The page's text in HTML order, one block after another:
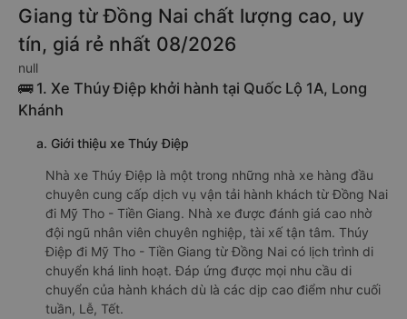
Giang từ Đồng Nai chất lượng cao, uy
tín, giá rẻ nhất 08/2026
null
🚌 1. Xe Thúy Điệp khởi hành tại Quốc Lộ 1A, Long
Khánh
a. Giới thiệu xe Thúy Điệp
Nhà xe Thúy Điệp là một trong những nhà xe hàng đầu
chuyên cung cấp dịch vụ vận tải hành khách từ Đồng Nai
đi Mỹ Tho - Tiền Giang. Nhà xe được đánh giá cao nhờ
đội ngũ nhân viên chuyên nghiệp, tài xế tận tâm. Thúy
Điệp đi Mỹ Tho - Tiền Giang từ Đồng Nai có lịch trình di
chuyển khá linh hoạt. Đáp ứng được mọi nhu cầu di
chuyển của hành khách dù là các dịp cao điểm như cuối
tuần, Lễ, Tết.